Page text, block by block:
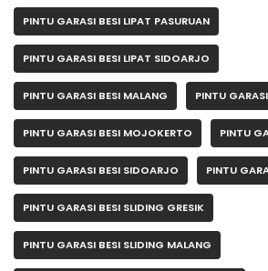
PINTU GARASI BESI LIPAT PASURUAN
PINTU GARASI BESI LIPAT SIDOARJO
PINTU GARASI BESI MALANG PINTU
PINTU GARASI BESI MOJOKERTO PINTU
PINTU GARASI BESI SIDOARJO PINTU
PINTU GARASI BESI SLIDING GRESIK
PINTU GARASI BESI SLIDING MALANG